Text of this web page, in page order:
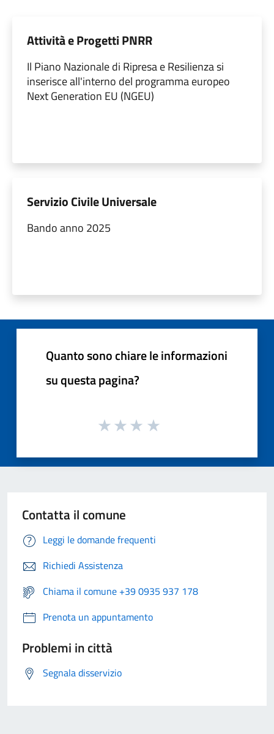
Attività e Progetti PNRR
Il Piano Nazionale di Ripresa e Resilienza si
inserisce all'interno del programma europeo
Next Generation EU (NGEU)
Servizio Civile Universale
Bando anno 2025
Quanto sono chiare le informazioni
su questa pagina?
Contatta il comune
Leggi le domande frequenti
Richiedi Assistenza
Chiama il comune +39 0935 937 178
Prenota un appuntamento
Problemi in città
Segnala disservizio